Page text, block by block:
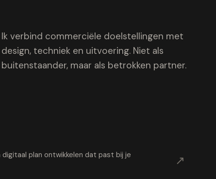
Ik verbind commerciële doelstellingen met
design, techniek en uitvoering. Niet als
buitenstaander, maar als betrokken partner.
plan ontwikkelen dat past bij je
↗